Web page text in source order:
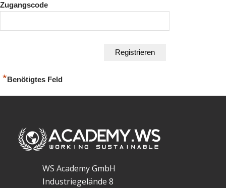
Zugangscode
*Benötigtes Feld
WS Academy GmbH
Industriegelände 8